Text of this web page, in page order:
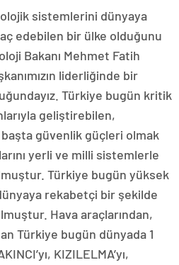
sistemlerini dünyaya
edebilen bir ülke olduğunu
Bakanı Mehmet Fatih
liderliğinde bir
Türkiye bugün kritik
geliştirebilen,
güvenlik güçleri olmak
yerli ve milli sistemlerle
Türkiye bugün yüksek
rekabetçi bir şekilde
Hava araçlarından,
Türkiye bugün dünyada 1
KIZILELMA’yı,